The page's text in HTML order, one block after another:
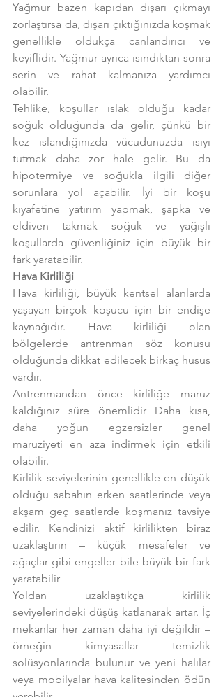
Yağmur bazen kapıdan dışarı çıkmayı
zorlaştırsa da, dışarı çıktığınızda koşmak
genellikle oldukça canlandırıcı ve
keyiflidir. Yağmur ayrıca ısındıktan sonra
serin ve rahat kalmanıza yardımcı
olabilir.
Tehlike, koşullar ıslak olduğu kadar
soğuk olduğunda da gelir, çünkü bir
kez ıslandığınızda vücudunuzda ısıyı
tutmak daha zor hale gelir. Bu da
hipotermiye ve soğukla ilgili diğer
sorunlara yol açabilir. İyi bir koşu
kıyafetine yatırım yapmak, şapka ve
eldiven takmak soğuk ve yağışlı
koşullarda güvenliğiniz için büyük bir
fark yaratabilir.
Hava Kirliliği
Hava kirliliği, büyük kentsel alanlarda
yaşayan birçok koşucu için bir endişe
kaynağıdır. Hava kirliliği olan
bölgelerde antrenman söz konusu
olduğunda dikkat edilecek birkaç husus
vardır.
Antrenmandan önce kirliliğe maruz
kaldığınız süre önemlidir Daha kısa,
daha yoğun egzersizler genel
maruziyeti en aza indirmek için etkili
olabilir.
Kirlilik seviyelerinin genellikle en düşük
olduğu sabahın erken saatlerinde veya
akşam geç saatlerde koşmanız tavsiye
edilir. Kendinizi aktif kirlilikten biraz
uzaklaştırın – küçük mesafeler ve
ağaçlar gibi engeller bile büyük bir fark
yaratabilir
Yoldan uzaklaştıkça kirlilik
seviyelerindeki düşüş katlanarak artar. İç
mekanlar her zaman daha iyi değildir –
örneğin kimyasallar temizlik
solüsyonlarında bulunur ve yeni halılar
veya mobilyalar hava kalitesinden ödün